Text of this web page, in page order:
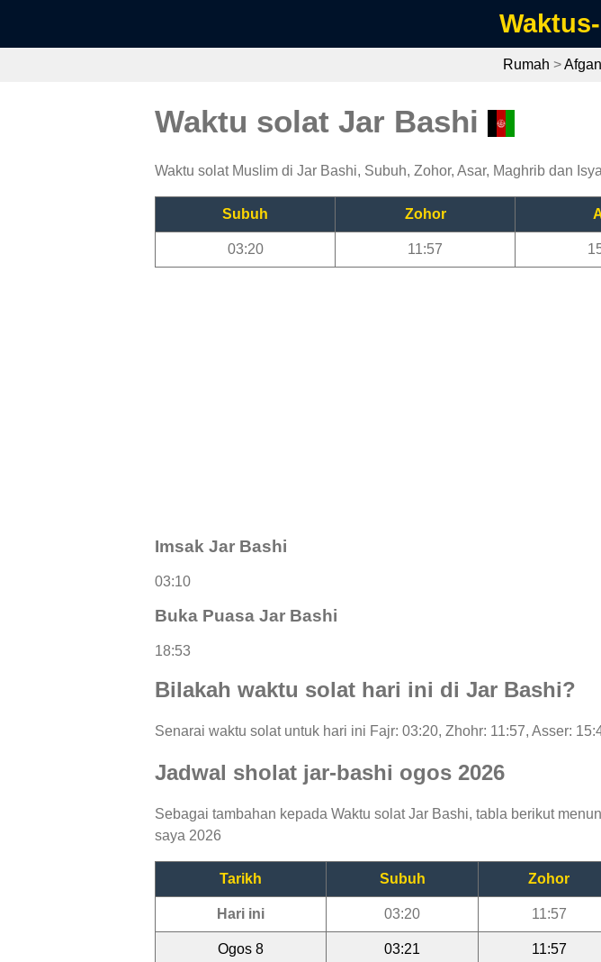
Rumah >
Waktu solat Jar Bashi
Waktu solat Muslim di Jar Bashi, Subuh, Zohor, Asar, Maghrib dan
Subuh Zohor
03:20 11:57
Imsak Jar Bashi
03:10
Buka Puasa Jar Bashi
18:53
Bilakah waktu solat hari ini di Jar Bashi?
Senarai waktu solat untuk hari ini Fajr: 03:20, Zhohr: 11:57, Asser:
Jadwal sholat jar-bashi ogos 2026
Sebagai tambahan kepada Waktu solat Jar Bashi, tabla berikut
saya 2026
Tarikh Subuh Zohor
Hari ini 03:20 11:57
Ogos 8 03:21 11:57